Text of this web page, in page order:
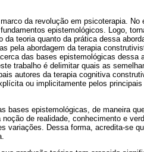
da revolução em psicoterapia. No
epistemológicos. Logo,
teoria quanto da prática dessa
pela abordagem da terapia
das bases epistemológicas dessa
trabalho é delimitar quais as
autores da terapia cognitiva
ou implicitamente pelos
bases epistemológicas, de maneira
de realidade, conhecimento e
variações. Dessa forma, acredita-se